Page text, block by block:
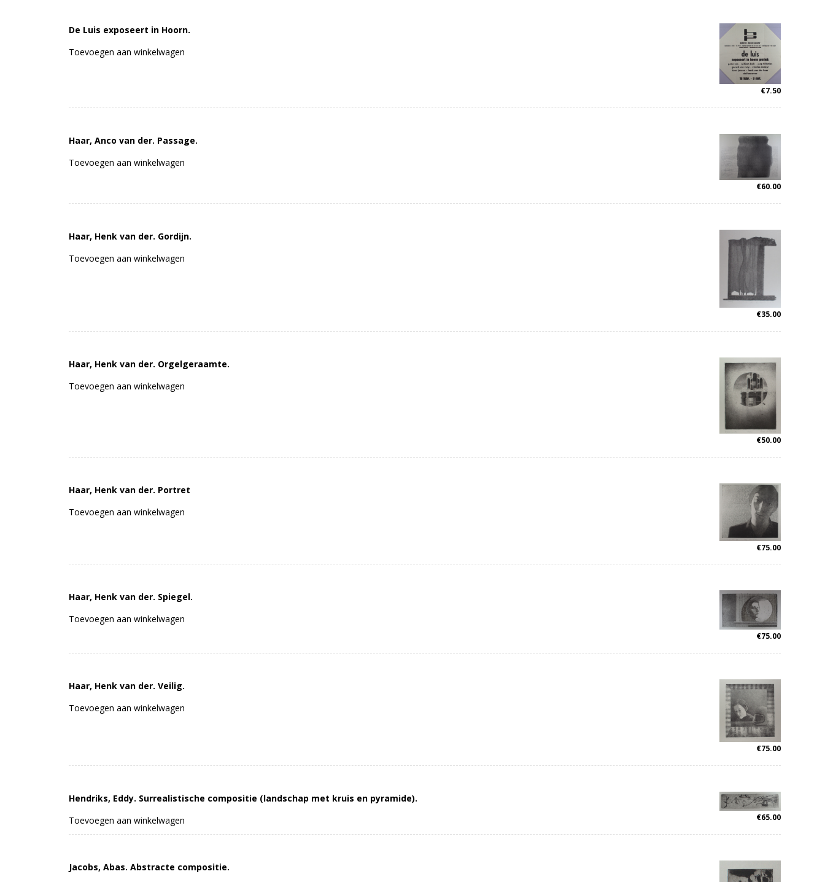
De Luis exposeert in Hoorn.
€7.50
Toevoegen aan winkelwagen
Haar, Anco van der. Passage.
€60.00
Toevoegen aan winkelwagen
Haar, Henk van der. Gordijn.
€35.00
Toevoegen aan winkelwagen
Haar, Henk van der. Orgelgeraamte.
€50.00
Toevoegen aan winkelwagen
Haar, Henk van der. Portret
€75.00
Toevoegen aan winkelwagen
Haar, Henk van der. Spiegel.
€75.00
Toevoegen aan winkelwagen
Haar, Henk van der. Veilig.
€75.00
Toevoegen aan winkelwagen
Hendriks, Eddy. Surrealistische compositie (landschap met kruis en pyramide).
€65.00
Toevoegen aan winkelwagen
Jacobs, Abas. Abstracte compositie.